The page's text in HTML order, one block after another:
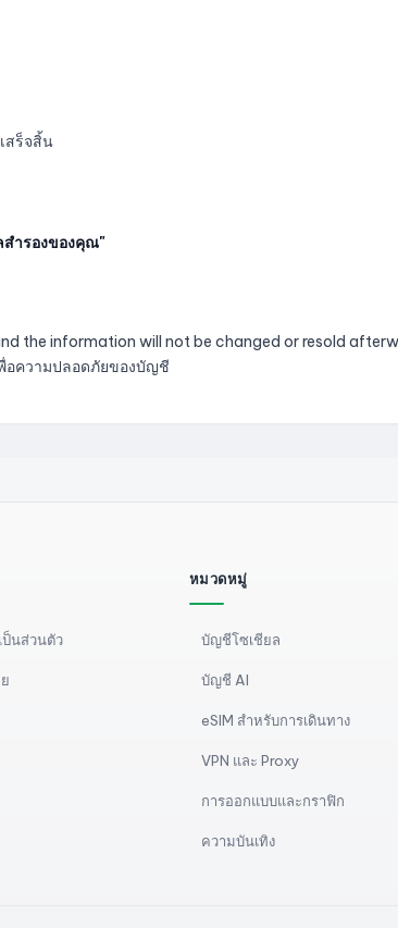
สร็จสิ้น
สำรองของคุณ"
the information will not be changed or resold
อความปลอดภัยของบัญชี
ป็นส่วนตัว
หมวดหมู่
บัญชีโซเชียล
บัญชี AI
eSIM สำหรับการเดินทาง
VPN และ Proxy
การออกแบบและกราฟิก
ความบันเทิง